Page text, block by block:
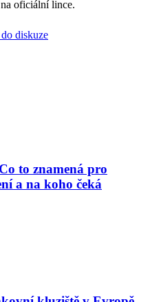
oficiální lince.
diskuze
to znamená pro
a na koho čeká